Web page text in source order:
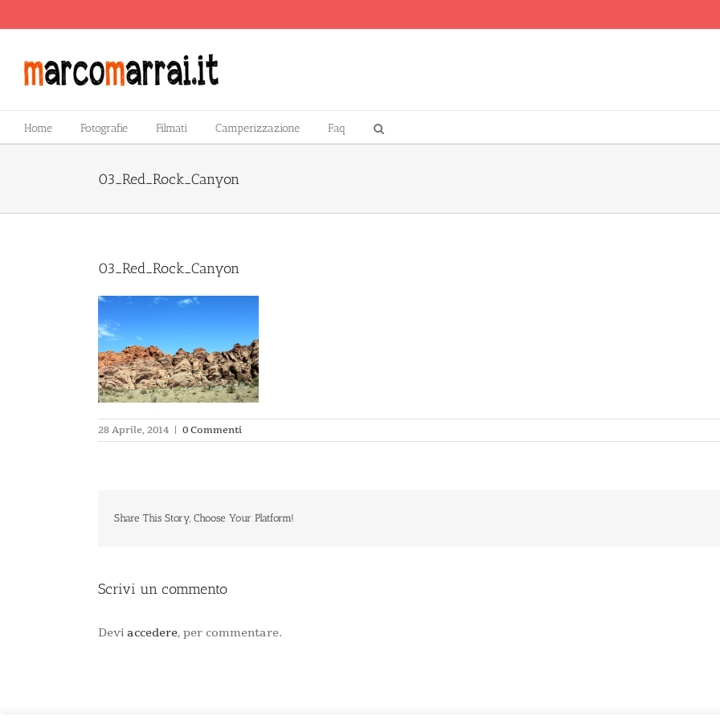
Home Fotografie Filmati Camperizzazione Faq
03_Red_Rock_Canyon
03_Red_Rock_Canyon
28 Aprile, 2014 | 0 Commenti
Share This Story, Choose Your Platform!
Scrivi un commento
Devi accedere, per commentare.